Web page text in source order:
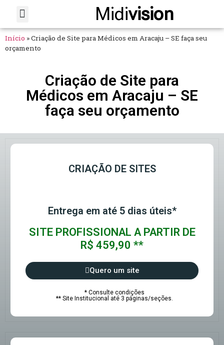
Midivision
Início »Criação de Site para Médicos em Aracaju – SE faça seu
orçamento
Criação de Site para
Médicos em Aracaju – SE
faça seu orçamento
CRIAÇÃO DE SITES
Entrega em até 5 dias úteis*
SITE PROFISSIONAL A PARTIR DE
R$ 459,90 **
Quero um site
* Consulte condições
** Site Institucional até 3 páginas/seções.